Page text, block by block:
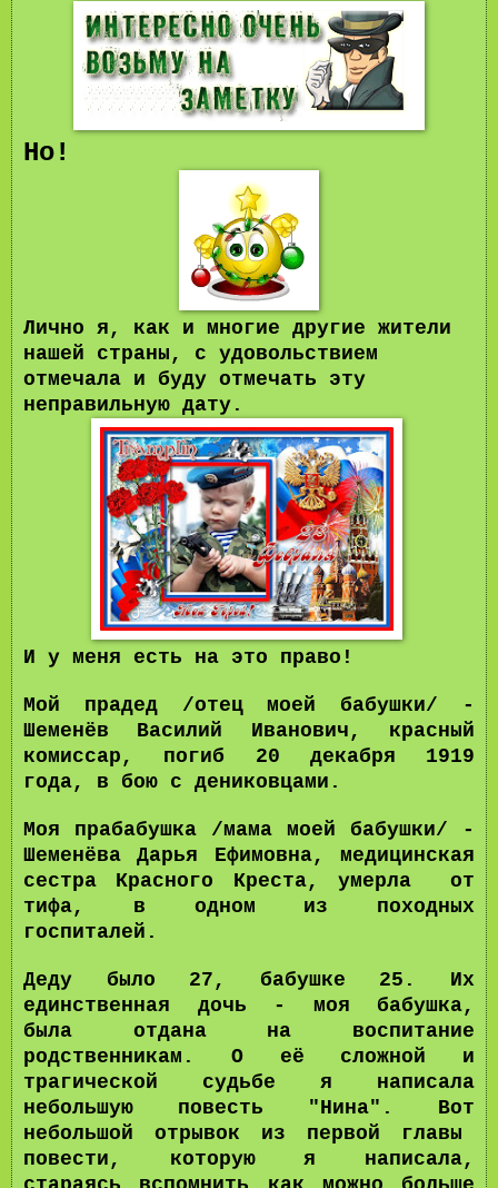
Но!
Лично я, как и многие другие жители
нашей страны, с удовольствием
отмечала и буду отмечать эту
неправильную дату.
И у меня есть на это право!
Мой прадед /отец моей бабушки/ -
Шеменёв Василий Иванович, красный
комиссар, погиб 20 декабря 1919
года, в бою с дениковцами.
Моя прабабушка /мама моей бабушки/ -
Шеменёва Дарья Ефимовна, медицинская
сестра Красного Креста, умерла от
тифа, в одном из походных
госпиталей.
Деду было 27, бабушке 25. Их
единственная дочь - моя бабушка,
была отдана на воспитание
родственникам. О её сложной и
трагической судьбе я написала
небольшую повесть "Нина". Вот
небольшой отрывок из первой главы
повести, которую я написала,